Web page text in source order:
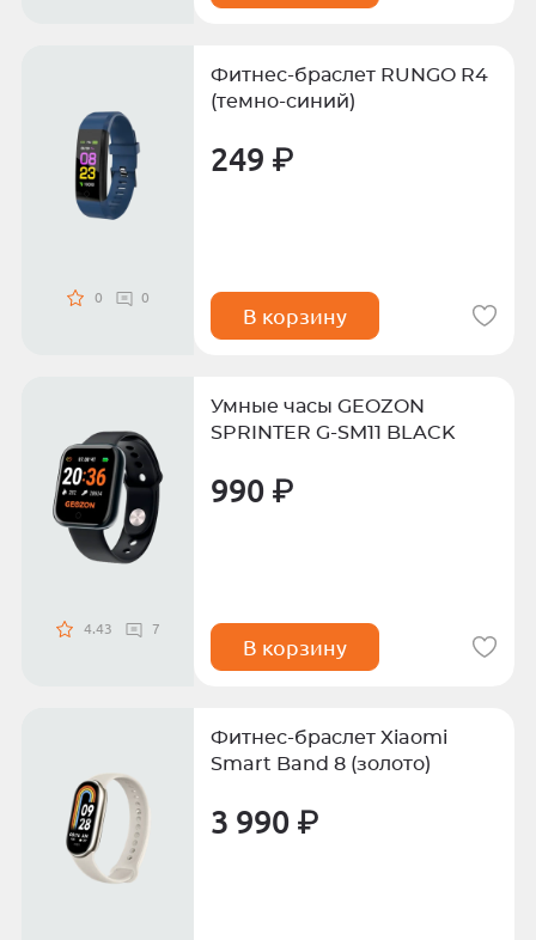
0 0
Фитнес-браслет RUNGO R4
(темно-синий)
249 ₽
В корзину
4.43 7
Умные часы GEOZON
SPRINTER G-SM11 BLACK
990 ₽
В корзину
Фитнес-браслет Xiaomi
Smart Band 8 (золото)
3 990 ₽